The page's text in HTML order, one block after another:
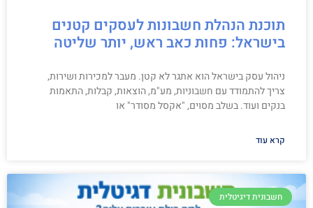
תוכנת הנהלת חשבונות לעסקים קטנים
בישראל: פחות כאב ראש, יותר שליטה
ניהול עסק בישראל הוא אתגר לא קטן. מעבר למכירות ושירות,
צריך להתמודד עם חשבוניות, מע"מ, הוצאות, קבלות, התאמות
בנקים ועוד. בשלב מסוים, "אקסל מסודר" או
קרא עוד
חשבונית דיגיטלית